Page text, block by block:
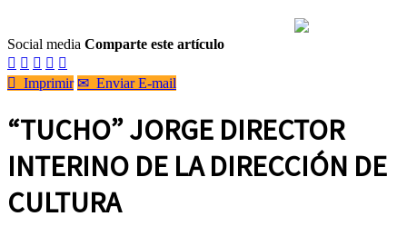
Social media Comparte este artículo
    
 Imprimir ✉ Enviar E-mail
“TUCHO” JORGE DIRECTOR
INTERINO DE LA DIRECCIÓN DE
CULTURA